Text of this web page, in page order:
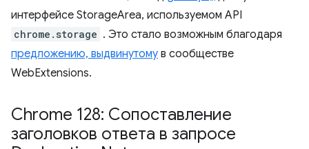
интерфейсе StorageArea, используемом API
chrome.storage . Это стало возможным благодаря
предложению, выдвинутому в сообществе
WebExtensions.
Chrome 128: Сопоставление
заголовков ответа в запросе